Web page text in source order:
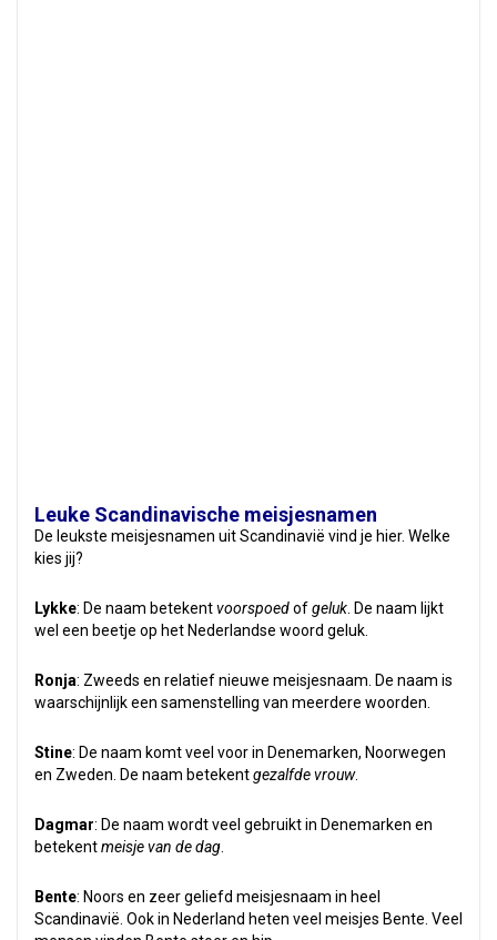
Leuke Scandinavische meisjesnamen
De leukste meisjesnamen uit Scandinavië vind je hier. Welke
kies jij?
Lykke: De naam betekentvoorspoedofgeluk . De naam lijkt
wel een beetje op het Nederlandse woord geluk.
Ronja: Zweeds en relatief nieuwe meisjesnaam. De naam is
waarschijnlijk een samenstelling van meerdere woorden.
Stine: De naam komt veel voor in Denemarken, Noorwegen
en Zweden. De naam betekentgezalfde vrouw.
Dagmar: De naam wordt veel gebruikt in Denemarken en
betekentmeisje van de dag
Bente: Noors en zeer geliefd meisjesnaam in heel
Scandinavië. Ook in Nederland heten veel meisjes Bente. Veel